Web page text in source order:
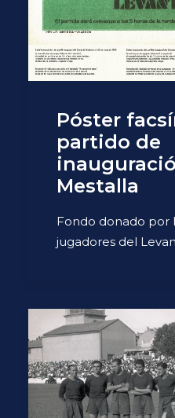
Póster
partido de
Mestalla
Fondo donado por
jugadores del